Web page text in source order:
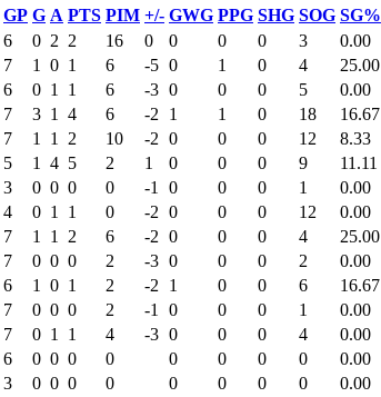
GP G A PTS PIM +/- GWG PPG SHG SOG SG%
6 0 2 2 16 0 0 0 0 3 0.00
7 1 0 1 6 -5 0 1 0 4 25.00
6 0 1 1 6 -3 0 0 0 5 0.00
7 3 1 4 6 -2 1 1 0 18 16.67
7 1 1 2 10 -2 0 0 0 12 8.33
5 1 4 5 2 1 0 0 0 9 11.11
3 0 0 0 0 -1 0 0 0 1 0.00
4 0 1 1 0 -2 0 0 0 12 0.00
7 1 1 2 6 -2 0 0 0 4 25.00
7 0 0 0 2 -3 0 0 0 2 0.00
6 1 0 1 2 -2 1 0 0 6 16.67
7 0 0 0 2 -1 0 0 0 1 0.00
7 0 1 1 4 -3 0 0 0 4 0.00
6 0 0 0 0 0 0 0 0
0.00
3 0 0 0 0 0 0 0 0
0.00